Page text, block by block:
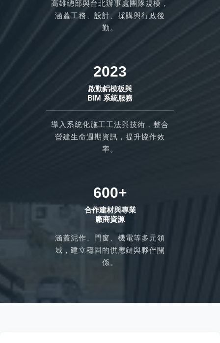
高雄總部與台北辦事處團隊規模，
涵蓋工務、設計、採購與行政後
勤。
2023
啟動鋁模板與
BIM 系統服務
導入系統化施工工法與技術，整合
營建生命週期資訊，提升協作效
率。
600+
合作建材與專業
廠商資源
涵蓋泥作、門窗、機電等多元領
域，建立穩固的供應鏈與夥伴關
係。